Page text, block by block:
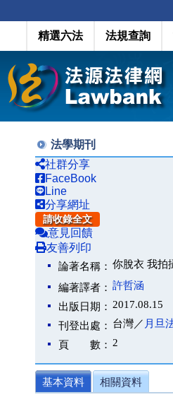
精選六法 法規查詢
法學期刊
社群分享
FaceBook
Line
分享網址
請收錄全文
意見回饋
友善列印
論著名稱： 你脫衣 我拍
編著譯者： 許哲涵
出版日期： 2017.08.15
刊登出處： 台灣／ 月旦
頁 數： 2
基本資料 相關資料